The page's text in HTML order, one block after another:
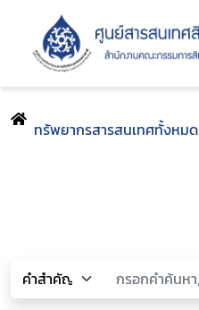
ทรัพยากรสารสนเทศทั้งหมด